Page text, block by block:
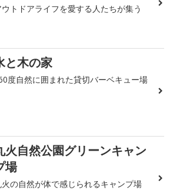
ウトドアライフを愛する人たちが集う
と木の家
度自然に囲まれた貸切バーベキュー場
火自然公園グリーンキャン
場
火の自然が体で感じられるキャンプ場